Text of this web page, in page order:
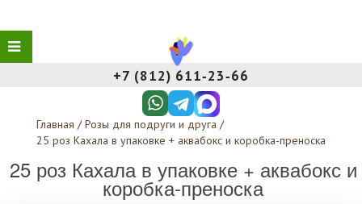
+7 (812) 611‑23‑66
Главная / Розы для подруги и друга /
25 роз Кахала в упаковке + аквабокс и коробка-преноска
25 роз Кахала в упаковке + аквабокс и
коробка-преноска